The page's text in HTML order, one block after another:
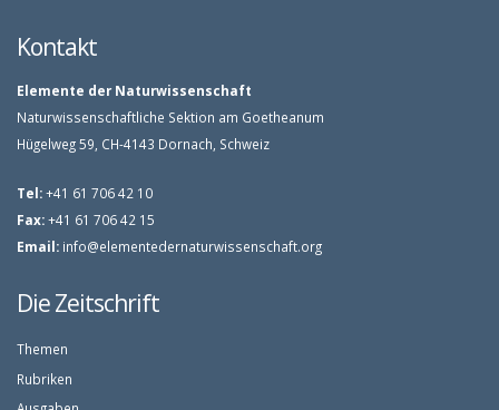
Kontakt
Elemente der Naturwissenschaft
Naturwissenschaftliche Sektion am Goetheanum
Hügelweg 59, CH-4143 Dornach, Schweiz
Tel:+41 61 706 42 10
Fax:+41 61 706 42 15
Email: info@elementedernaturwissenschaft.org
Die Zeitschrift
Themen
Rubriken